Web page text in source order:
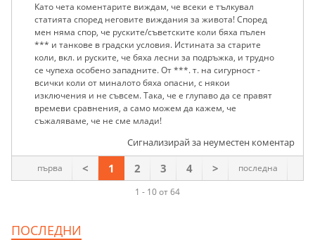
Като чета коментарите виждам, че всеки е тълкувал
статията според неговите виждания за живота! Според
мен няма спор, че руските/съветските коли бяха пълен
*** и танкове в градски условия. Истината за старите
коли, вкл. и руските, че бяха лесни за подръжка, и трудно
се чупеха особено западните. От ***. т. на сигурност -
всички коли от миналото бяха опасни, с някои
изключения и не съвсем. Така, че е глупаво да се правят
времеви сравнения, а само можем да кажем, че
съжаляваме, че не сме млади!
Сигнализирай за неуместен коментар
1 - 10 от 64
първа < 1 2 3 4 > последна
ПОСЛЕДНИ